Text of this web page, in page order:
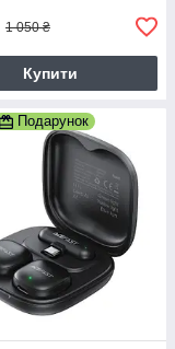
1 050 ₴
Купити
Подарунок